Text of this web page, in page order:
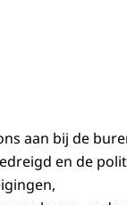
aan bij de
en de